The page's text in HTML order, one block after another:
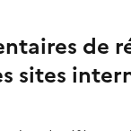
de
sites